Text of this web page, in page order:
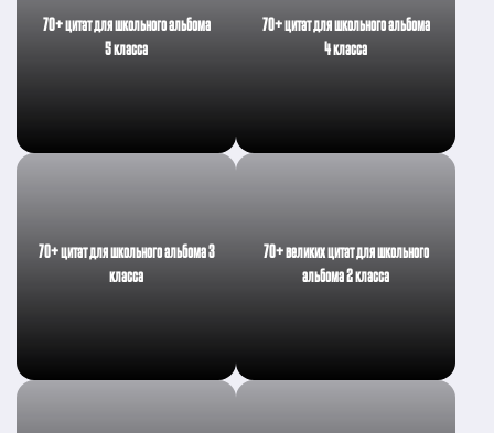
70+ цитат для школьного альбома
5 класса
70+ цитат для школьного альбома
4 класса
70+ цитат для школьного альбома 3
класса
70+ великих цитат для школьного
альбома 2 класса